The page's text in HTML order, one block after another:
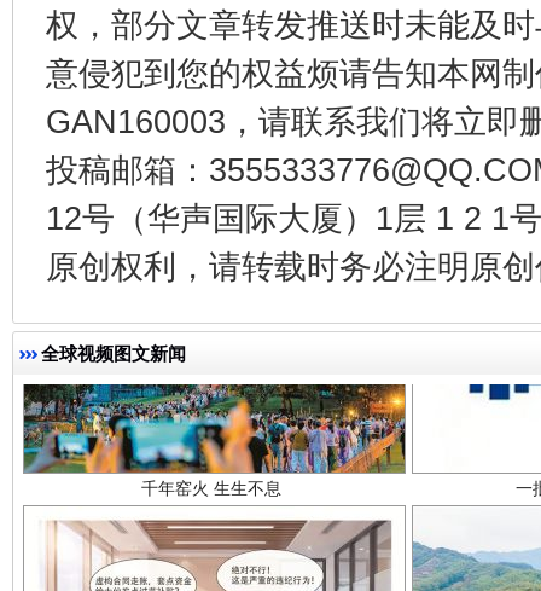
权，部分文章转发推送时未能及
意侵犯到您的权益烦请告知本网
GAN160003，请联系我们将立即
投稿邮箱：
12号（华声国际大厦）1层 1 2 1
原创权利，请转载时务必注明原
全球视频图文新闻
东山县通报“牛蛙产品抗生素超标问题” 法
千年窑火 生生不息